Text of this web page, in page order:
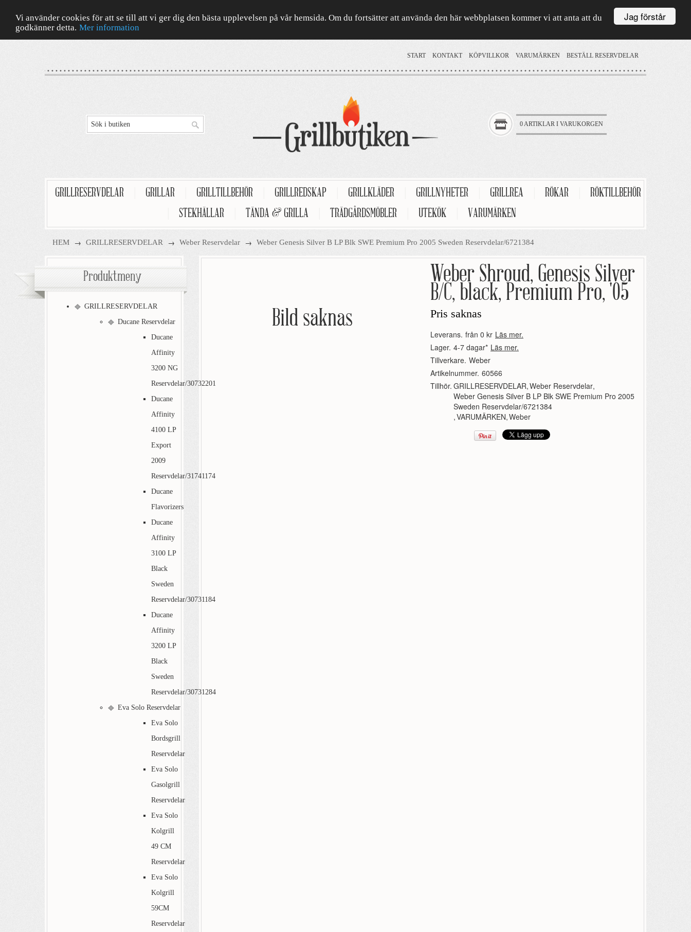
Jag förstår
Vi använder cookies för att se till att vi ger dig den bästa upplevelsen på vår hemsida. Om du fortsätter att använda den här webbplatsen kommer vi att anta att du
godkänner detta. Mer information
START KONTAKT KÖPVILLKOR VARUMÄRKEN BESTÄLL RESERVDELAR
0 ARTIKLAR I VARUKORGEN
GRILLRESERVDELAR GRILLAR GRILLTILLBEHÖR GRILLREDSKAP GRILLKLÄDER GRILLNYHETER GRILLREA RÖKAR
RÖKTILLBEHÖR
STEKHÄLLAR TÄNDA & GRILLA TRÄDGÅRDSMÖBLER UTEKÖK VARUMÄRKEN
HEM → GRILLRESERVDELAR → Weber Reservdelar → Weber Genesis Silver B LP Blk SWE Premium Pro 2005 Sweden Reservdelar/6721384
Bild saknas
Weber Shroud, Genesis Silver
B/C, black, Premium Pro, '05
Pris saknas
Leverans. från 0 kr Läs mer.
Lager. 4-7 dagar* Läs mer.
Tillverkare. Weber
Artikelnummer. 60566
Tillhör. GRILLRESERVDELAR,Weber Reservdelar,
Weber Genesis Silver B LP Blk SWE Premium Pro 2005
Sweden Reservdelar/6721384
,VARUMÄRKEN,Weber
Produktmeny
GRILLRESERVDELAR
Ducane Reservdelar
Ducane
Affinity
3200 NG
Reservdelar/30732201
Ducane
Affinity
4100 LP
Export
2009
Reservdelar/31741174
Ducane
Flavorizers
Ducane
Affinity
3100 LP
Black
Sweden
Reservdelar/30731184
Ducane
Affinity
3200 LP
Black
Sweden
Reservdelar/30731284
Eva Solo Reservdelar
Eva Solo
Bordsgrill
Reservdelar
Eva Solo
Gasolgrill
Reservdelar
Eva Solo
Kolgrill
49 CM
Reservdelar
Eva Solo
Kolgrill
59CM
Reservdelar